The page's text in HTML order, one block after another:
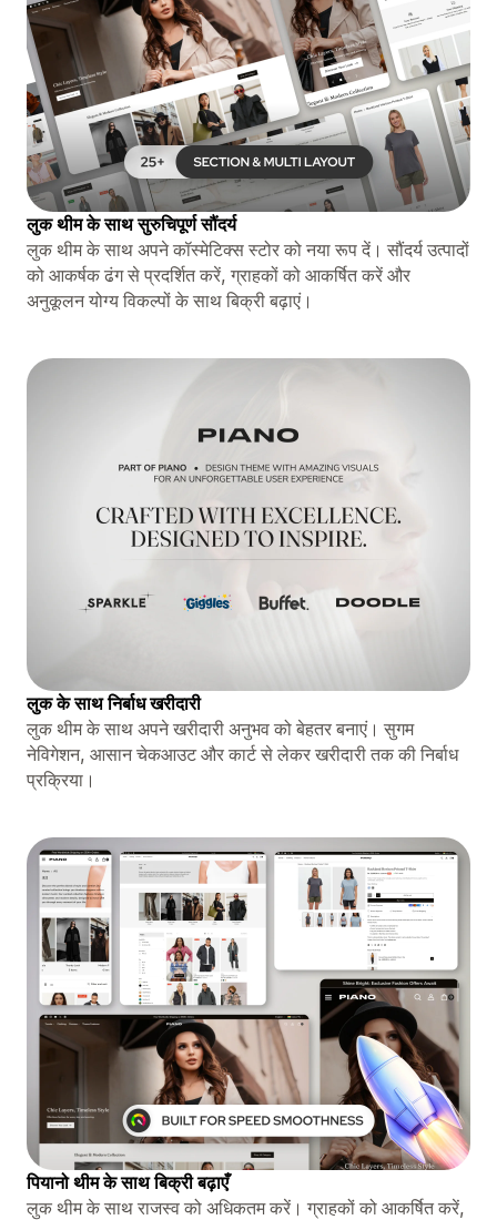
लुक थीम के साथ सुरुचिपूर्ण सौंदर्य
लुक थीम के साथ अपने कॉस्मेटिक्स स्टोर को नया रूप दें। सौंदर्य उत्पादों
को आकर्षक ढंग से प्रदर्शित करें, ग्राहकों को आकर्षित करें और
अनुकूलन योग्य विकल्पों के साथ बिक्री बढ़ाएं।
लुक के साथ निर्बाध खरीदारी
लुक थीम के साथ अपने खरीदारी अनुभव को बेहतर बनाएं। सुगम
नेविगेशन, आसान चेकआउट और कार्ट से लेकर खरीदारी तक की निर्बाध
प्रक्रिया।
पियानो थीम के साथ बिक्री बढ़ाएँ
लुक थीम के साथ राजस्व को अधिकतम करें। ग्राहकों को आकर्षित करें,